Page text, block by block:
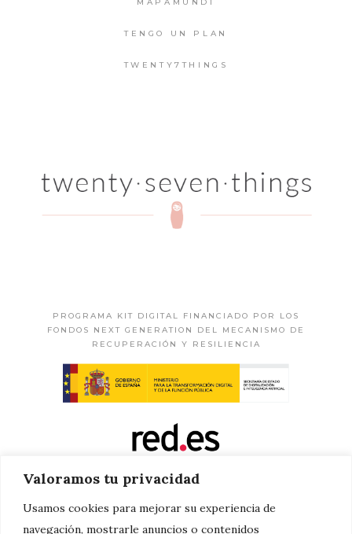
Valoramos tu privacidad
Usamos cookies para mejorar su experiencia de
navegación, mostrarle anuncios o contenidos
TENGO UN PLAN
TWENTY7THINGS
PROGRAMA KIT DIGITAL FINANCIADO POR LOS
FONDOS NEXT GENERATION DEL MECANISMO DE
RECUPERACIÓN Y RESILIENCIA